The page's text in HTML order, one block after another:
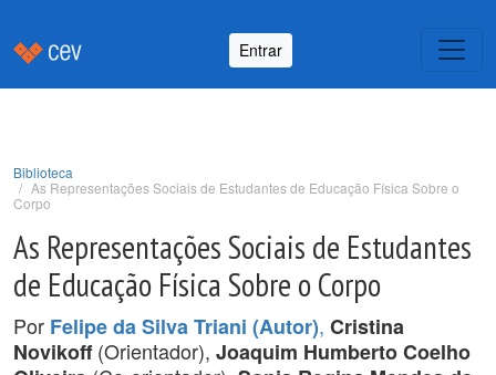
Entrar
Biblioteca
As Representações Sociais de Estudantes de Educação Física Sobre o
Corpo
As Representações Sociais de Estudantes
de Educação Física Sobre o Corpo
Por Felipe da Silva Triani (Autor), Cristina
Novikoff(Orientador), Joaquim Humberto Coelho